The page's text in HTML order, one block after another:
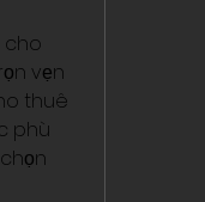
cho
vẹn
thuê
phù